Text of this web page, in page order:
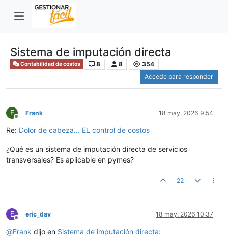
Sistema de imputación directa
Contabilidad de costos 8 8
354
Accede para responder
F
Desconectado
Frank 18 may. 2026 9:54
Re: Dolor de cabeza... EL control de costos
¿Qué es un sistema de imputación directa de servicios
transversales? Es aplicable en pymes?
22
E
Desconectado
eric_dav 18 may. 2026 10:37
@Frank dijo en Sistema de imputación directa: